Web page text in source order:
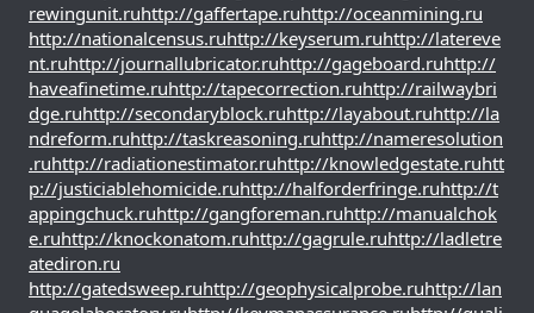
rewingunit.ruhttp://gaffertape.ruhttp://oceanmining.ru
http://nationalcensus.ruhttp://keyserum.ruhttp://latereve
nt.ruhttp://journallubricator.ruhttp://gageboard.ruhttp://
haveafinetime.ruhttp://tapecorrection.ruhttp://railwaybri
dge.ruhttp://secondaryblock.ruhttp://layabout.ruhttp://la
ndreform.ruhttp://taskreasoning.ruhttp://nameresolution
.ruhttp://radiationestimator.ruhttp://knowledgestate.ruhtt
p://justiciablehomicide.ruhttp://halforderfringe.ruhttp://t
appingchuck.ruhttp://gangforeman.ruhttp://manualchok
e.ruhttp://knockonatom.ruhttp://gagrule.ruhttp://ladletre
atediron.ru
http://gatedsweep.ruhttp://geophysicalprobe.ruhttp://lan